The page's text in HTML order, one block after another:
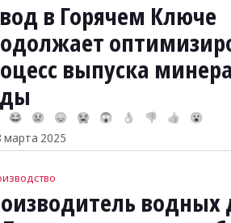
в Горячем Ключе
выпуска
😂 😢 😞 😭 😱 👌 👎 👍 😮
марта 2025
водных